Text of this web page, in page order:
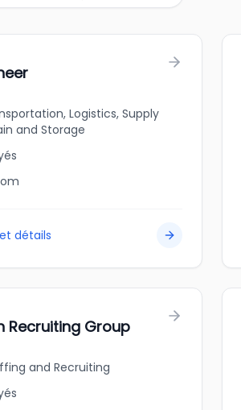
Logistics, Supply
and Storage
détails
Recruiting Group
and Recruiting